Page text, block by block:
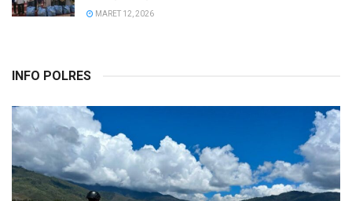
MARET 12, 2026
INFO POLRES